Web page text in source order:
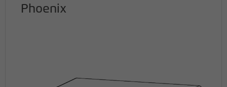
Phoenix